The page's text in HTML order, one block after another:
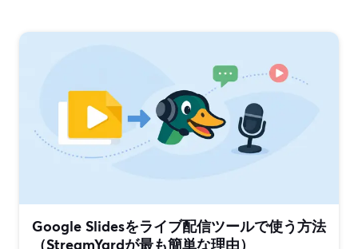
Google Slidesをライブ配信ツールで使う方法
（StreamYardが最も簡単な理由）